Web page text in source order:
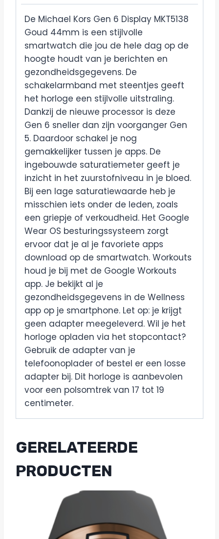
De Michael Kors Gen 6 Display MKT5138
Goud 44mm is een stijlvolle
smartwatch die jou de hele dag op de
hoogte houdt van je berichten en
gezondheidsgegevens. De
schakelarmband met steentjes geeft
het horloge een stijlvolle uitstraling.
Dankzij de nieuwe processor is deze
Gen 6 sneller dan zijn voorganger Gen
5. Daardoor schakel je nog
gemakkelijker tussen je apps. De
ingebouwde saturatiemeter geeft je
inzicht in het zuurstofniveau in je bloed.
Bij een lage saturatiewaarde heb je
misschien iets onder de leden, zoals
een griepje of verkoudheid. Het Google
Wear OS besturingssysteem zorgt
ervoor dat je al je favoriete apps
download op de smartwatch. Workouts
houd je bij met de Google Workouts
app. Je bekijkt al je
gezondheidsgegevens in de Wellness
app op je smartphone. Let op: je krijgt
geen adapter meegeleverd. Wil je het
horloge opladen via het stopcontact?
Gebruik de adapter van je
telefoonoplader of bestel er een losse
adapter bij. Dit horloge is aanbevolen
voor een polsomtrek van 17 tot 19
centimeter.
GERELATEERDE
PRODUCTEN